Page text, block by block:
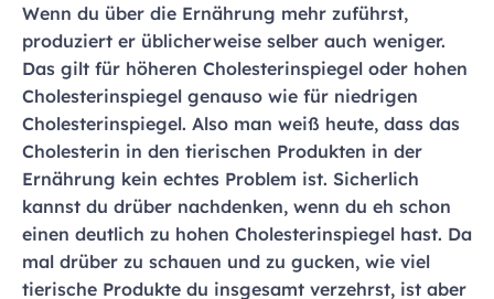
Wenn du über die Ernährung mehr zuführst,
produziert er üblicherweise selber auch weniger.
Das gilt für höheren Cholesterinspiegel oder hohen
Cholesterinspiegel genauso wie für niedrigen
Cholesterinspiegel. Also man weiß heute, dass das
Cholesterin in den tierischen Produkten in der
Ernährung kein echtes Problem ist. Sicherlich
kannst du drüber nachdenken, wenn du eh schon
einen deutlich zu hohen Cholesterinspiegel hast. Da
mal drüber zu schauen und zu gucken, wie viel
tierische Produkte du insgesamt verzehrst, ist aber